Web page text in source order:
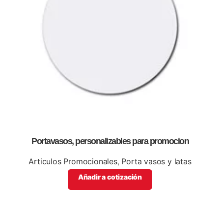
Portavasos, personalizables para promocion
Articulos Promocionales, Porta vasos y latas
Añadir a cotización